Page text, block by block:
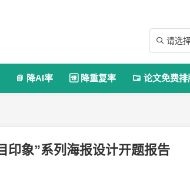
 请选
 降AI率  降重复率  论文免费排
印象”系列海报设计开题报告